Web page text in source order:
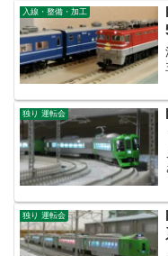
入線・整備・加工
独り 運転会
独り 運転会